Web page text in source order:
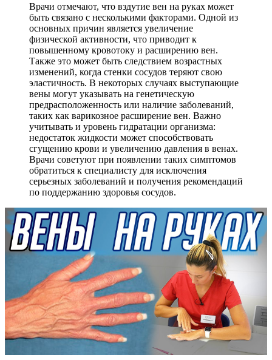
Врачи отмечают, что вздутие вен на руках может
быть связано с несколькими факторами. Одной из
основных причин является увеличение
физической активности, что приводит к
повышенному кровотоку и расширению вен.
Также это может быть следствием возрастных
изменений, когда стенки сосудов теряют свою
эластичность. В некоторых случаях выступающие
вены могут указывать на генетическую
предрасположенность или наличие заболеваний,
таких как варикозное расширение вен. Важно
учитывать и уровень гидратации организма:
недостаток жидкости может способствовать
сгущению крови и увеличению давления в венах.
Врачи советуют при появлении таких симптомов
обратиться к специалисту для исключения
серьезных заболеваний и получения рекомендаций
по поддержанию здоровья сосудов.